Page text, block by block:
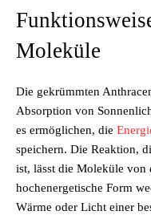
Moleküle
Die gekrümmten
Absorption von
es ermöglichen, die
speichern. Die Reaktion,
ist, lässt die Moleküle von
hochenergetische Form
Wärme oder Licht einer